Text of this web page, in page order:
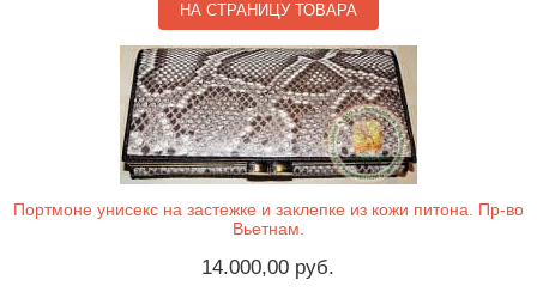
НА СТРАНИЦУ ТОВАРА
Портмоне унисекс на застежке и заклепке из кожи питона. Пр-во
Вьетнам.
14.000,00 руб.